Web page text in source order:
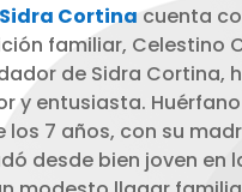
Cortina cuenta
familiar, Celestino
de Sidra Cortina,
y entusiasta.
los 7 años, con su
desde bien joven en